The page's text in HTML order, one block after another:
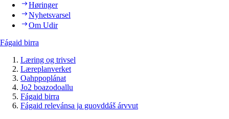
Høringer
Nyhetsvarsel
Om Udir
Fágaid birra
Læring og trivsel
Læreplanverket
Oahppoplánat
Jo2 boazodoallu
Fágaid birra
Fágaid relevánsa ja guovddáš árvvut